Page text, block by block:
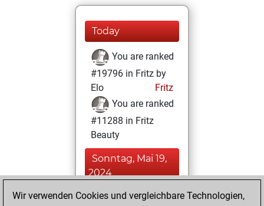
Today
You are ranked
#19796 in Fritz by
Elo
Fritz
You are ranked
#11288 in Fritz
Beauty
Sonntag, Mai 19,
2024
You achieved a
Wir verwenden Cookies und vergleichbare Technologien,